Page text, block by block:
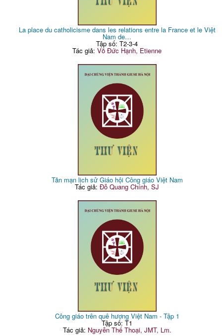
La place du catholicisme dans les relations entre la France et le Việt
Nam de…
Tập số: T2-3-4
Tác giả:Võ Đức Hạnh, Etienne
Tản mạn lịch sử Giáo hội Công giáo Việt Nam
Tác giả:Đỗ Quang Chính, SJ
Công giáo trên quê hương Việt Nam - Tập 1
Tập số: T1
Tác giả: Nguyễn Thế Thoại, JMT, Lm.